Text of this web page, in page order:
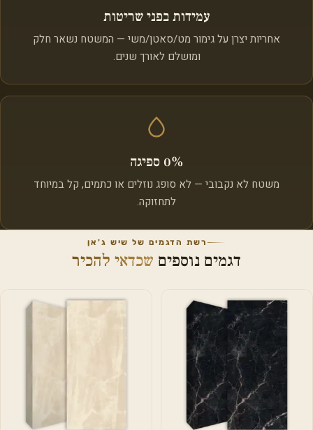
עמידות בפני שריטות
אחריות יצרן על גימור מט/סאטן/משי — המשטח נשאר חלק
ומושלם לאורך שנים.
0% ספיגה
משטח לא נקבובי — לא סופג נוזלים או כתמים, קל במיוחד
לתחזוקה.
רשת הדגמים של שיש ג'אן
דגמים נוספים שכדאי להכיר